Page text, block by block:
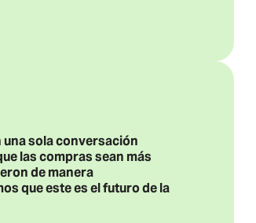
una sola conversación
las compras sean más
de manera
que este es el futuro de la